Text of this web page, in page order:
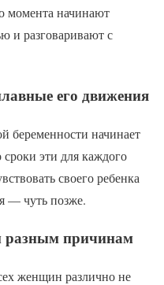
момента начинают
и разговаривают с
его движения
начинает
эти для каждого
своего ребенка
— чуть позже.
разным причинам
женщин различно не